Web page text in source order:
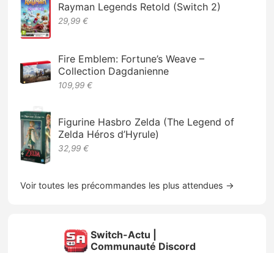
Rayman Legends Retold (Switch 2)
29,99 €
Fire Emblem: Fortune’s Weave –
Collection Dagdanienne
109,99 €
Figurine Hasbro Zelda (The Legend of
Zelda Héros d’Hyrule)
32,99 €
Voir toutes les précommandes les plus attendues →
Switch-Actu |
Communauté Discord